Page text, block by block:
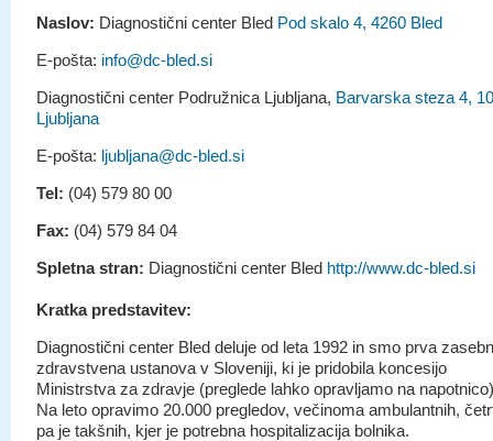
Naslov: Diagnostični center Bled Pod skalo 4, 4260 Bled
E-pošta: info@dc-bled.si
Diagnostični center Podružnica Ljubljana, Barvarska steza 4,
Ljubljana
E-pošta: ljubljana@dc-bled.si
Tel: (04) 579 80 00
Fax: (04) 579 84 04
Spletna stran: Diagnostični center Bled http://www.dc-bled.si
Kratka predstavitev:
Diagnostični center Bled deluje od leta 1992 in smo prva
zdravstvena ustanova v Sloveniji, ki je pridobila koncesijo
Ministrstva za zdravje (preglede lahko opravljamo na
Na leto opravimo 20.000 pregledov, večinoma ambulantnih,
pa je takšnih, kjer je potrebna hospitalizacija bolnika.